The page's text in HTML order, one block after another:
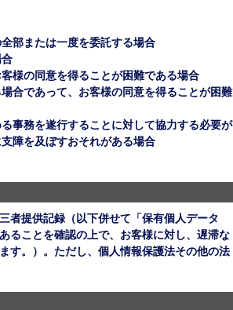
部または一度を委託する場合
様の同意を得ることが困難である場合
合であって、お客様の同意を得ることが困難
事務を遂行することに対して協力する必要が
障を及ぼすおそれがある場合
者提供記録（以下併せて「保有個人データ
ることを確認の上で、お客様に対し、遅滞な
す。）。ただし、個人情報保護法その他の法